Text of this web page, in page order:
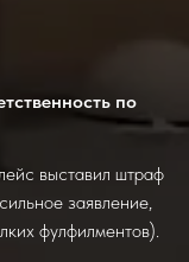
по
выставил штраф
заявление,
фулфилментов).